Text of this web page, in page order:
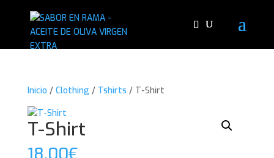
Inicio / Clothing/ Tshirts / T-Shirt
T-Shirt